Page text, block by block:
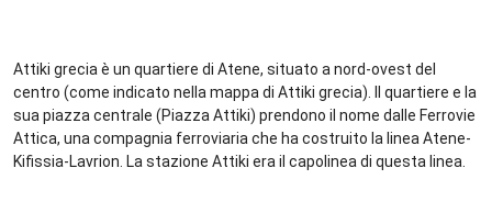
Attiki grecia è un quartiere di Atene, situato a nord-ovest del
centro (come indicato nella mappa di Attiki grecia). Il quartiere e la
sua piazza centrale (Piazza Attiki) prendono il nome dalle Ferrovie
Attica, una compagnia ferroviaria che ha costruito la linea Atene-
Kifissia-Lavrion. La stazione Attiki era il capolinea di questa linea.